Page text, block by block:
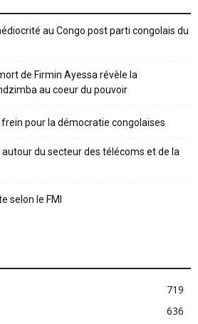
au Congo post parti congolais du
de Firmin Ayessa révèle la
au coeur du pouvoir
pour la démocratie congolaises
autour du secteur des télécoms et de la
selon le FMI
719
636